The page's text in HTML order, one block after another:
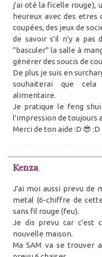
j'ai oté la ficelle rouge),
heureux avec des etres
coupées, des jeux de
de savoir s'il n'y a pas
"basculer" la salle à
générer des soucis de
De plus je suis en
souhaiterai que
alimentaire.
Je pratique le feng
l'impression de toujours
Merci de ton aide :D 😎 :D
Kenza
J'ai moi aussi prevu de
metal (6-chiffre de
sans fil rouge (feu).
Je dis prevu car c'est
nouvelle maison.
Ma SAM va se trouver